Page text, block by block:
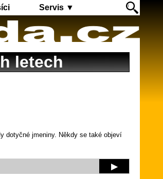
Servis ▼
letech
dotyčné jmeniny. Někdy se také objeví
▶